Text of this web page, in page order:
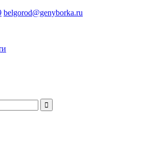
belgorod@genyborka.ru